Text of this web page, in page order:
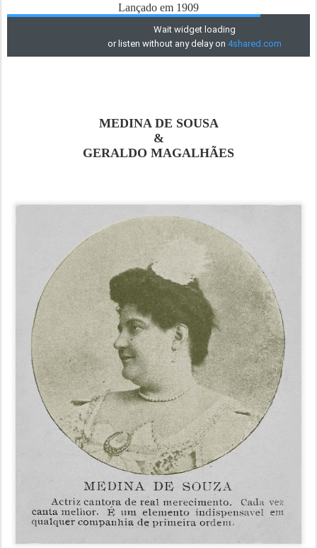
Lançado em 1909
MEDINA DE SOUSA
&
GERALDO MAGALHÃES